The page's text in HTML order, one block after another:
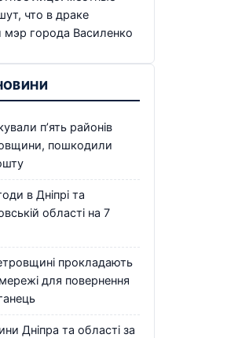
что в драке
мэр города Василенко
п’ять районів
пошкодили
в Дніпрі та
області на 7
прокладають
для повернення
Дніпра та області за